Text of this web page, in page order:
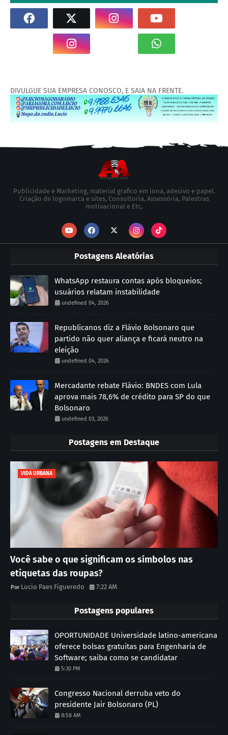
DIVULGUE SUA EMPRESA CONOSCO, E SAIA NA FRENTE.
Publicidade e Marketing, material grafico em lona, adesivo e papel.
Criação de logomarca e sites, Consultoria, Assessória, Palestras
motivacional e Etc,
Postagens Aleatórias
WhatsApp restaura contas após bloqueios;
usuários relatam instabilidade
undefined 04, 2026
Republicanos diz a Flávio Bolsonaro que
partido não quer aliança e ficará neutro na
eleição
undefined 04, 2026
Mercadante rebate Flávio: BNDES com Lula
aprova mais 78,6% de crédito para SP do que
Bolsonaro
undefined 03, 2026
Postagens em Destaque
VIDA URBANA
Você sabe o que significam os símbolos nas
etiquetas das roupas?
Lucio Paes Figueredo 7:22 AM
Postagens populares
OPORTUNIDADE Universidade latino-americana
oferece bolsas gratuitas para Engenharia de
Software; saiba como se candidatar
5:30 PM
Congresso Nacional derruba veto do
presidente Jair Bolsonaro (PL)
8:58 AM